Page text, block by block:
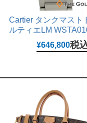
Cartier タンクマスト
ルティエLM
ージモデル 25mm ク
腕時計 ユニセックス
¥646,800税